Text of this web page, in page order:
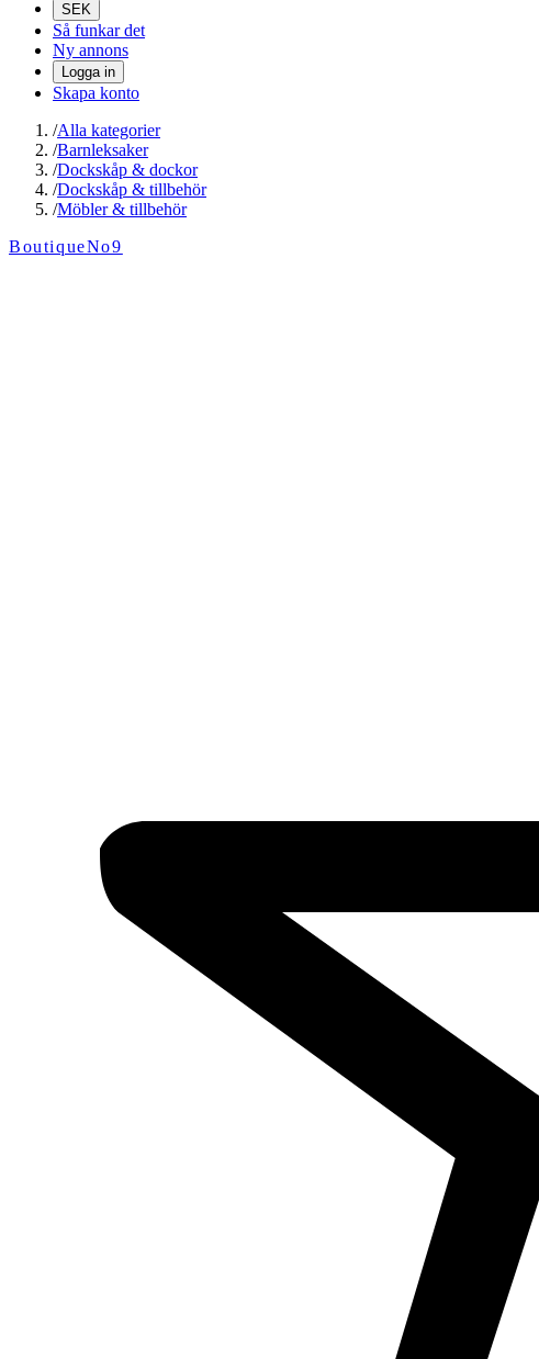
SEK
Så funkar det
Ny annons
Logga in
Skapa konto
/Alla kategorier
/Barnleksaker
/Dockskåp & dockor
/Dockskåp & tillbehör
/Möbler & tillbehör
BoutiqueNo9